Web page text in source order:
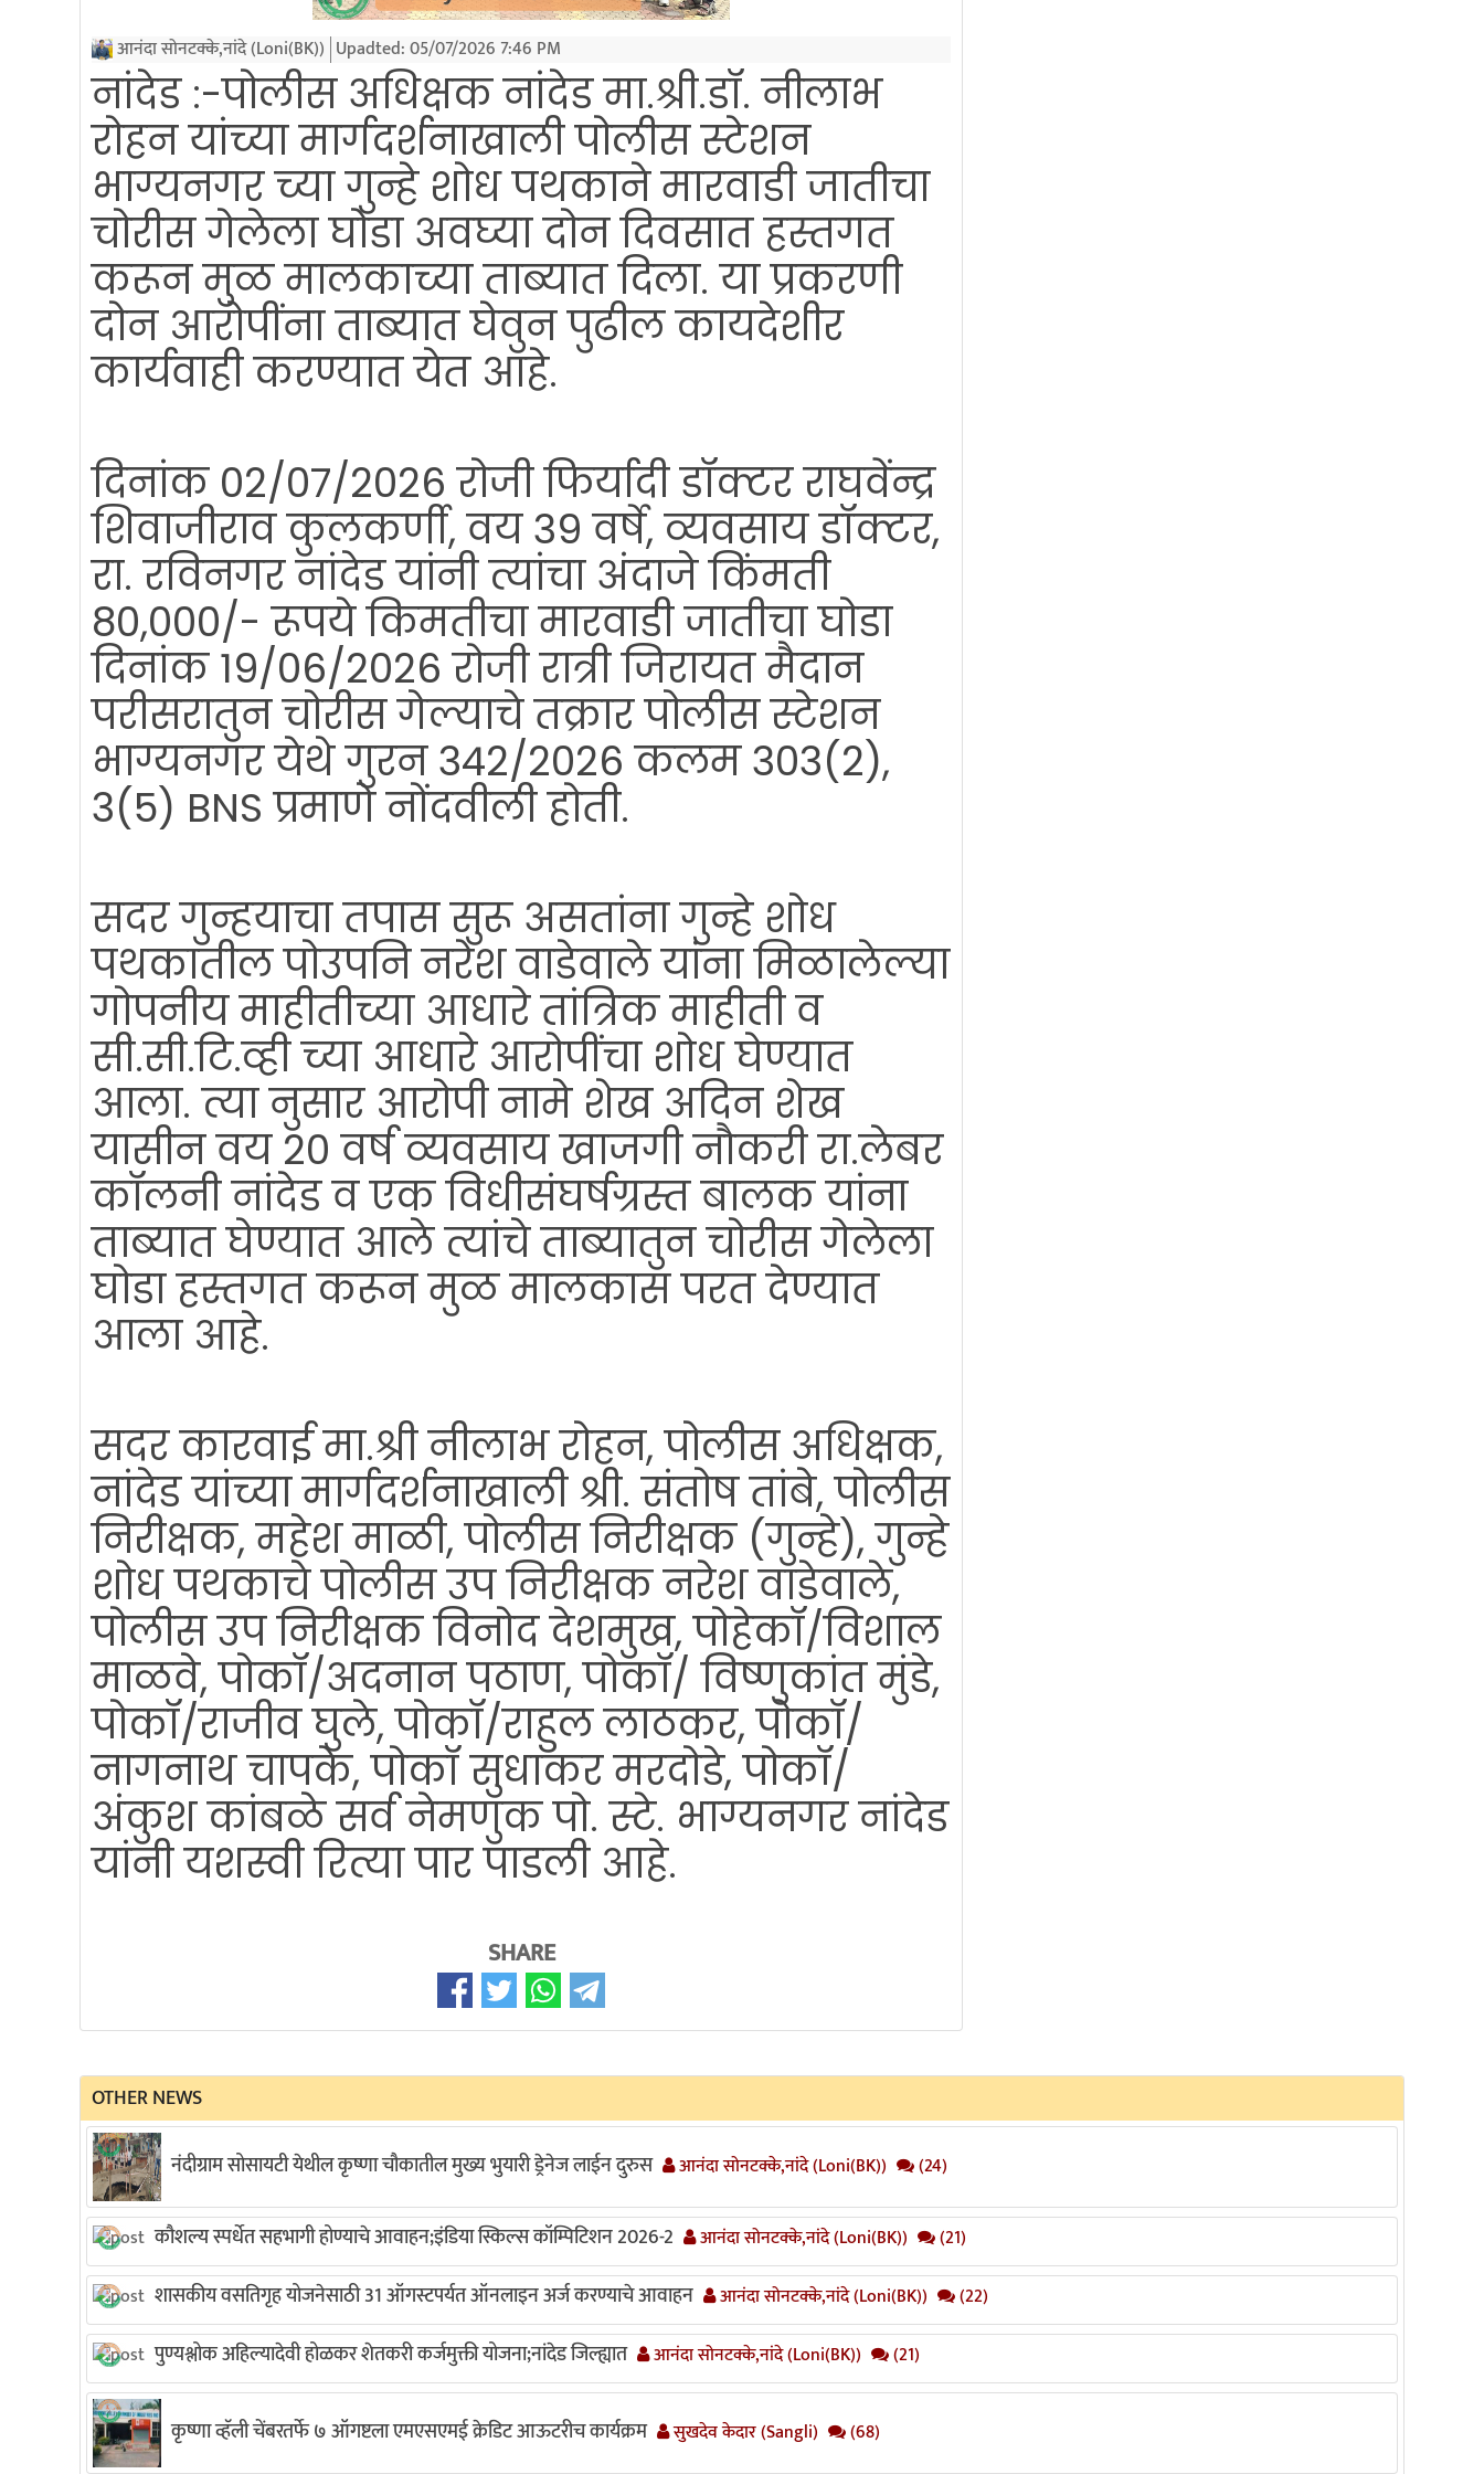
आनंदा सोनटक्के,नांदे (Loni(BK)) Upadted:05/07/2026 7:46 PM
नांदेड :-पोलीस अधिक्षक नांदेड मा.श्री.डॉ. नीलाभ
रोहन यांच्या मार्गदर्शनाखाली पोलीस स्टेशन
भाग्यनगर च्या गुन्हे शोध पथकाने मारवाडी जातीचा
चोरीस गेलेला घोडा अवघ्या दोन दिवसात हस्तगत
करून मुळ मालकाच्या ताब्यात दिला. या प्रकरणी
दोन आरोपींना ताब्यात घेवुन पुढील कायदेशीर
कार्यवाही करण्यात येत आहे.
दिनांक 02/07/2026 रोजी फिर्यादी डॉक्टर राघवेंन्द्र
शिवाजीराव कुलकर्णी, वय 39 वर्षे, व्यवसाय डॉक्टर,
रा. रविनगर नांदेड यांनी त्यांचा अंदाजे किंमती
80,000/- रूपये किमतीचा मारवाडी जातीचा घोडा
दिनांक 19/06/2026 रोजी रात्री जिरायत मैदान
परीसरातुन चोरीस गेल्याचे तक्रार पोलीस स्टेशन
भाग्यनगर येथे गुरन 342/2026 कलम 303(2),
3(5) BNS प्रमाणे नोंदवीली होती.
सदर गुन्हयाचा तपास सुरू असतांना गुन्हे शोध
पथकातील पोउपनि नरेश वाडेवाले यांना मिळालेल्या
गोपनीय माहीतीच्या आधारे तांत्रिक माहीती व
सी.सी.टि.व्ही च्या आधारे आरोपींचा शोध घेण्यात
आला. त्या नुसार आरोपी नामे शेख अदिन शेख
यासीन वय 20 वर्ष व्यवसाय खाजगी नौकरी रा.लेबर
कॉलनी नांदेड व एक विधीसंघर्षग्रस्त बालक यांना
ताब्यात घेण्यात आले त्यांचे ताब्यातुन चोरीस गेलेला
घोडा हस्तगत करून मुळ मालकास परत देण्यात
आला आहे.
सदर कारवाई मा.श्री नीलाभ रोहन, पोलीस अधिक्षक,
नांदेड यांच्या मार्गदर्शनाखाली श्री. संतोष तांबे, पोलीस
निरीक्षक, महेश माळी, पोलीस निरीक्षक (गुन्हे), गुन्हे
शोध पथकाचे पोलीस उप निरीक्षक नरेश वाडेवाले,
पोलीस उप निरीक्षक विनोद देशमुख, पोहेकॉ/विशाल
माळवे, पोकॉ/अदनान पठाण, पोकॉ/ विष्णुकांत मुंडे,
पोकॉ/राजीव घुले, पोकॉ/राहुल लाठकर, पोकॉ/
नागनाथ चापके, पोकॉ सुधाकर मरदोडे, पोकॉ/
अंकुश कांबळे सर्व नेमणुक पो. स्टे. भाग्यनगर नांदेड
यांनी यशस्वी रित्या पार पाडली आहे.
SHARE
OTHER NEWS
नंदीग्राम सोसायटी येथील कृष्णा चौकातील मुख्य भुयारी ड्रेनेज लाईन दुरुस आनंदा सोनटक्के,नांदे (Loni(BK)) (24)
कौशल्य स्पर्धेत सहभागी होण्याचे आवाहन;इंडिया स्किल्स कॉम्पिटिशन 2026-2 आनंदा सोनटक्के,नांदे (Loni(BK)) (21)
शासकीय वसतिगृह योजनेसाठी 31 ऑगस्टपर्यत ऑनलाइन अर्ज करण्याचे आवाहन आनंदा सोनटक्के,नांदे (Loni(BK)) (22)
पुण्यश्लोक अहिल्यादेवी होळकर शेतकरी कर्जमुक्ती योजना;नांदेड जिल्ह्यात आनंदा सोनटक्के,नांदे (Loni(BK)) (21)
कृष्णा व्हॅली चेंबरतर्फे ७ ऑगष्टला एमएसएमई क्रेडिट आऊटरीच कार्यक्रम सुखदेव केदार (Sangli) (68)